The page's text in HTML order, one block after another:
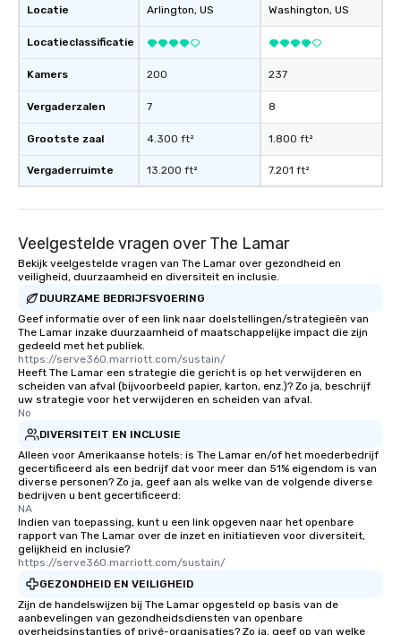
Locatie
Locatieclassificatie
Kamers
Vergaderzalen
Grootste zaal
Vergaderruimte
Arlington, US
200
7
4.300 ft²
13.200 ft²
Washington, US
237
8
1.800 ft²
7.201 ft²
Veelgestelde vragen over The Lamar
Bekijk veelgestelde vragen van The Lamar over gezondheid en
veiligheid, duurzaamheid en diversiteit en inclusie.
DUURZAME BEDRIJFSVOERING
Geef informatie over of een link naar doelstellingen/strategieën van
The Lamar inzake duurzaamheid of maatschappelijke impact die zijn
gedeeld met het publiek.
https://serve360.marriott.com/sustain/
Heeft The Lamar een strategie die gericht is op het verwijderen en
scheiden van afval (bijvoorbeeld papier, karton, enz.)? Zo ja, beschrijf
uw strategie voor het verwijderen en scheiden van afval.
No
DIVERSITEIT EN INCLUSIE
Alleen voor Amerikaanse hotels: is The Lamar en/of het moederbedrijf
gecertificeerd als een bedrijf dat voor meer dan 51% eigendom is van
diverse personen? Zo ja, geef aan als welke van de volgende diverse
bedrijven u bent gecertificeerd:
NA
Indien van toepassing, kunt u een link opgeven naar het openbare
rapport van The Lamar over de inzet en initiatieven voor diversiteit,
gelijkheid en inclusie?
https://serve360.marriott.com/sustain/
GEZONDHEID EN VEILIGHEID
Zijn de handelswijzen bij The Lamar opgesteld op basis van de
aanbevelingen van gezondheidsdiensten van openbare
overheidsinstanties of privé-organisaties? Zo ja, geef op van welke